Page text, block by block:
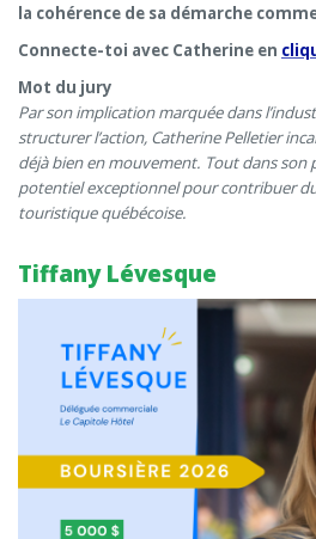
la cohérence de sa démarche
Connecte-toi avec Catherine en
Mot du jury
Par son implication marquée dans
structurer l’action, Catherine Pelletier
déjà bien en mouvement. Tout dans son
potentiel exceptionnel pour contribuer
touristique québécoise.
Tiffany Lévesque